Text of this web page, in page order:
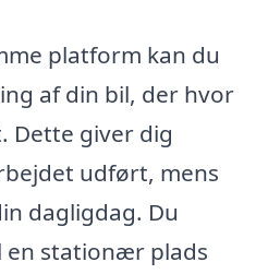
platform kan du
af din bil, der hvor
Dette giver dig
udført, mens
dagligdag. Du
en stationær plads